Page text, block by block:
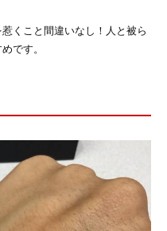
くこと間違いなし！人と被ら
です。